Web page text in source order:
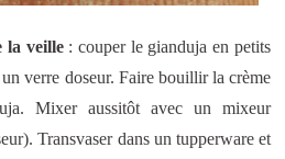
la veille: couper le gianduja en petits
verre doseur. Faire bouillir la crème
Mixer aussitôt avec un mixeur
Transvaser dans un tupperware et